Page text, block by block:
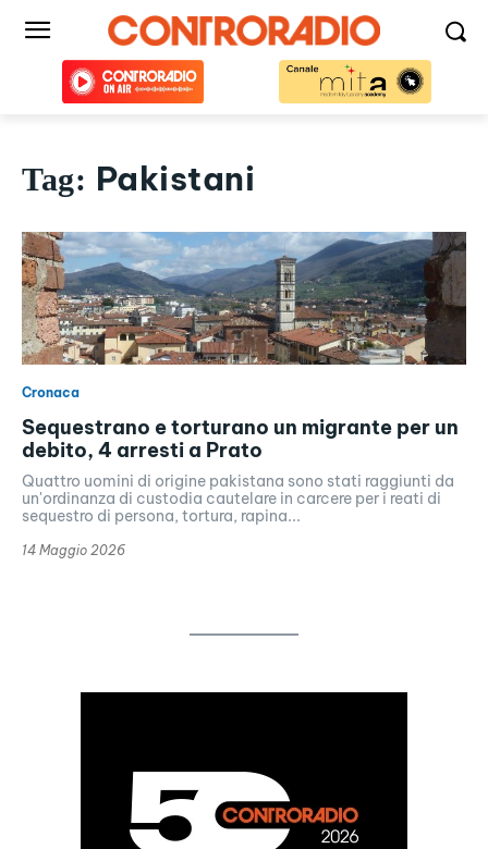
Tag: Pakistani
Cronaca
Sequestrano e torturano un migrante per un
debito, 4 arresti a Prato
Quattro uomini di origine pakistana sono stati raggiunti da
un'ordinanza di custodia cautelare in carcere per i reati di
sequestro di persona, tortura, rapina...
14 Maggio 2026